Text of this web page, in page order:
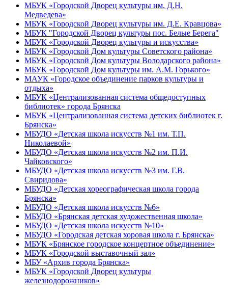
МБУК «Городской Дворец культуры им. Д.Н.
Медведева»
МБУК «Городской Дворец культуры им. Д.Е. Кравцова»
МБУК "Городской Дворец культуры пос. Белые Берега"
МБУК «Городской Дворец культуры и искусства»
МБУК «Городской Дом культуры Советского района»
МБУК «Городской Дом культуры Володарского района»
МБУК «Городской Дом культуры им. А.М. Горького»
МАУК «Городское объединение парков культуры и
отдыха»
МБУК «Централизованная система общедоступных
библиотек» города Брянска
МБУК «Централизованная система детских библиотек г.
Брянска»
МБУДО «Детская школа искусств №1 им. Т.П.
Николаевой»
МБУДО «Детская школа искусств №2 им. П.И.
Чайковского»
МБУДО «Детская школа искусств №3 им. Г.В.
Свиридова»
МБУДО «Детская хореографическая школа города
Брянска»
МБУДО «Детская школа искусств №6»
МБУДО «Брянская детская художественная школа»
МБУДО «Детская школа искусств №10»
МБУДО «Городская детская хоровая школа г. Брянска»
МБУК «Брянское городское концертное объединение»
МБУК «Городской выставочный зал»
МБУ «Архив города Брянска»
МБУК «Городской Дворец культуры
железнодорожников»